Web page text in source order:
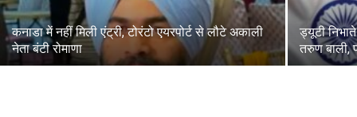
कनाडा में नहीं मिली एंट्री, टोरंटो एयरपोर्ट से लौटे अकाली
नेता बंटी रोमाणा
ड्यूटी
तरुण बाली,